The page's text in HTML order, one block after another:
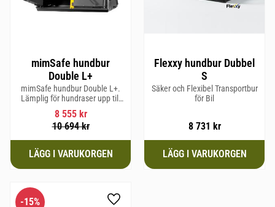
mimSafe hundbur
Double L+
mimSafe hundbur Double L+.
Lämplig för hundraser upp till
62 cm i mankhöjd
8 555kr
10 694kr
Flexxy hundbur Dubbel
S
Säker och Flexibel Transportbur
för Bil
8 731 kr
15%